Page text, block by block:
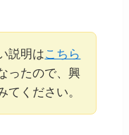
説明はこちら
ったので、興
てください。